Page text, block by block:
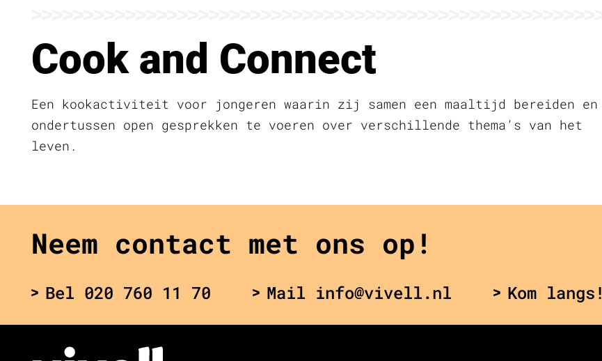
Cook and Connect
Een kookactiviteit voor jongeren waarin zij samen een maaltijd bereiden en
ondertussen open gesprekken te voeren over verschillende thema’s van het
leven.
Neem contact met ons op!
Bel 020 760 11 70 Mail info@vivell.nl Kom langs!